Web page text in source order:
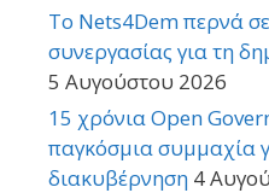
Το Nets4Dem περνά
συνεργασίας για τη
5 Αυγούστου 2026
15 χρόνια Open
παγκόσμια συμμαχία
διακυβέρνηση 4